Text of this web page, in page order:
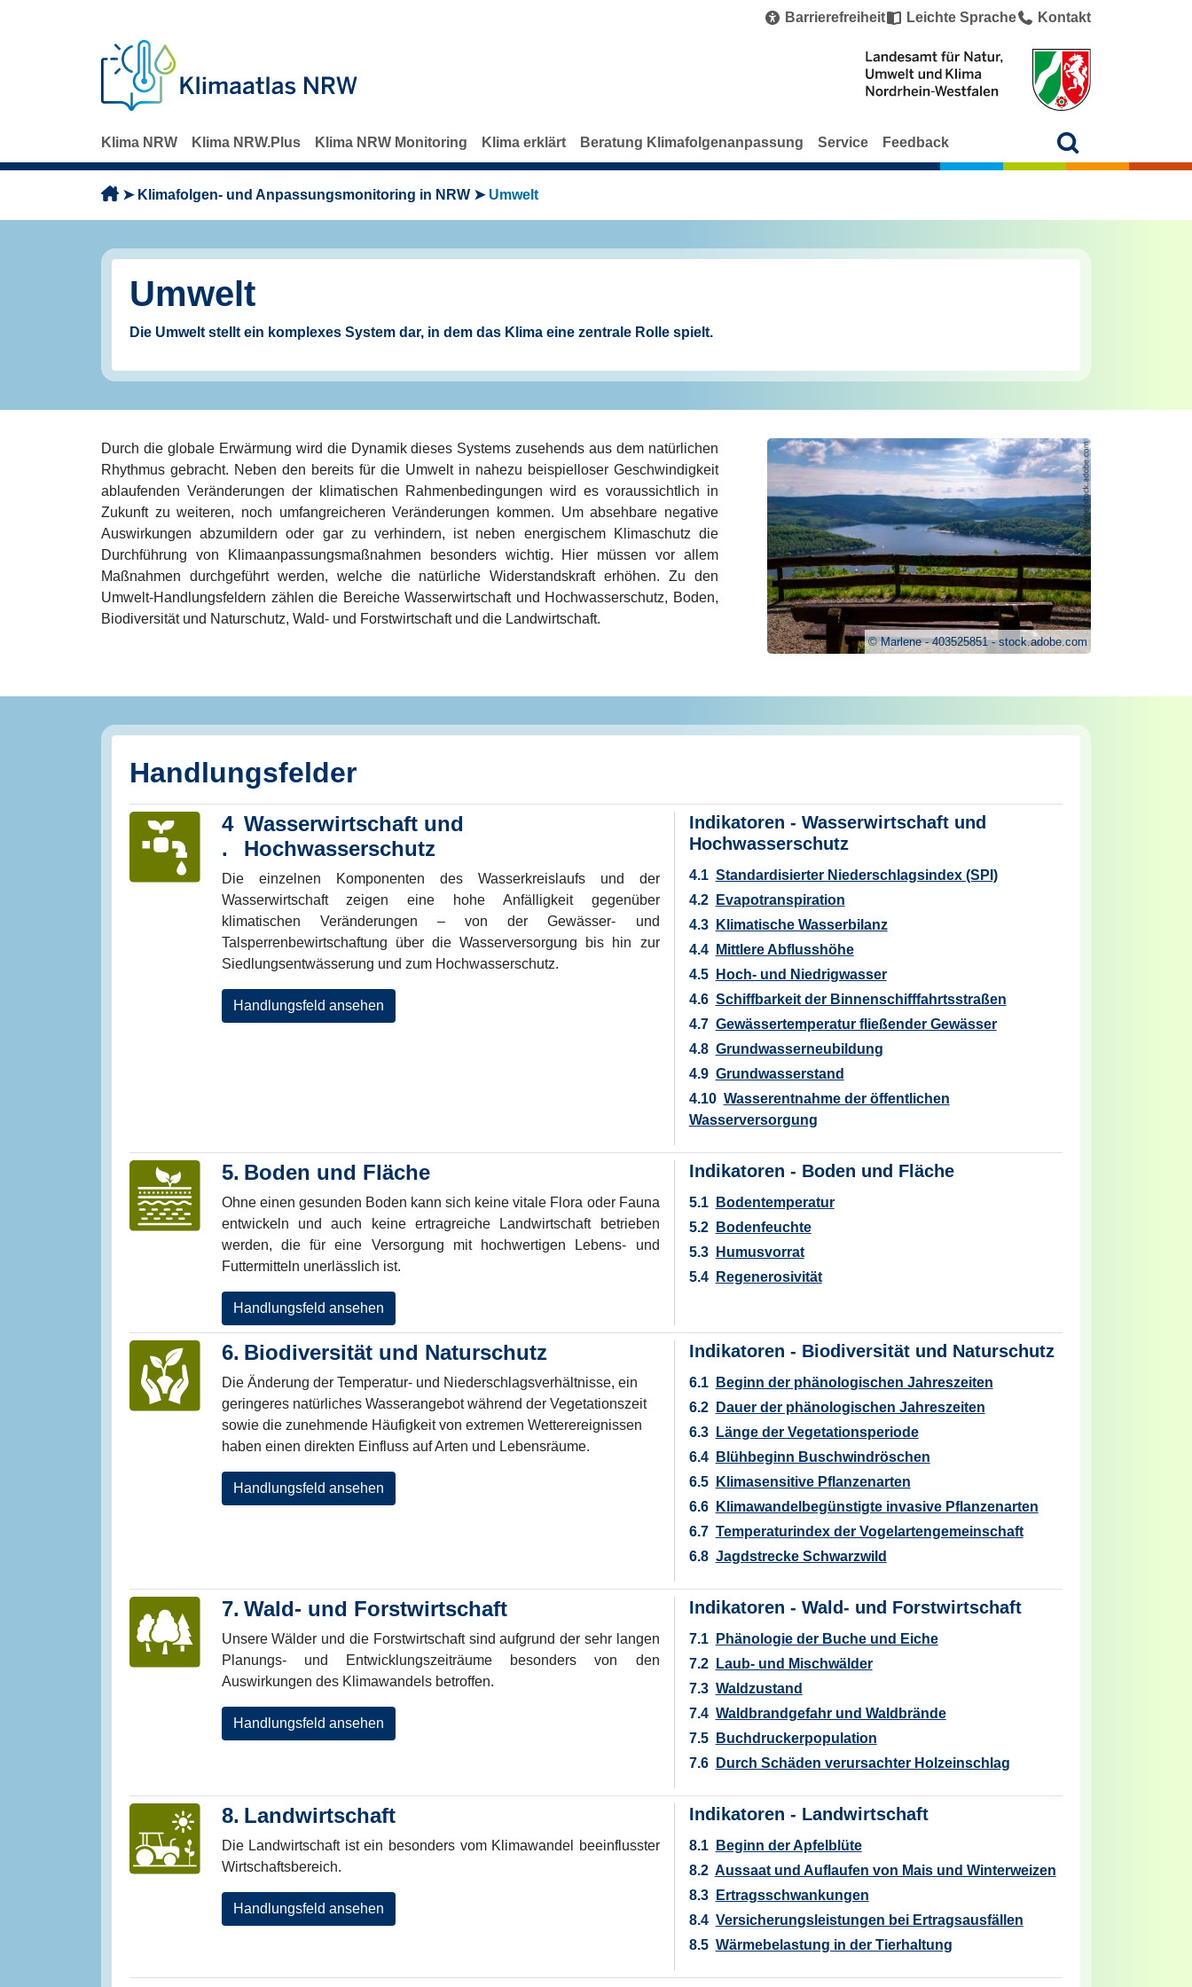
Barrierefreiheit Leichte Sprache Kontakt
Klima NRW Klima NRW.Plus Klima NRW Monitoring Klima erklärt Beratung Klimafolgenanpassung Service Feedback
Pfadnavigation
Klimafolgen- und Anpassungsmonitoring in NRW Umwelt
Umwelt
Die Umwelt stellt ein komplexes System dar, in dem das Klima eine zentrale Rolle spielt.
Durch die globale Erwärmung wird die Dynamik dieses Systems zusehends aus dem natürlichen
Rhythmus gebracht. Neben den bereits für die Umwelt in nahezu beispielloser Geschwindigkeit
ablaufenden Veränderungen der klimatischen Rahmenbedingungen wird es voraussichtlich in
Zukunft zu weiteren, noch umfangreicheren Veränderungen kommen. Um absehbare negative
Auswirkungen abzumildern oder gar zu verhindern, ist neben energischem Klimaschutz die
Durchführung von Klimaanpassungsmaßnahmen besonders wichtig. Hier müssen vor allem
Maßnahmen durchgeführt werden, welche die natürliche Widerstandskraft erhöhen. Zu den
Umwelt-Handlungsfeldern zählen die Bereiche Wasserwirtschaft und Hochwasserschutz, Boden,
Biodiversität und Naturschutz, Wald- und Forstwirtschaft und die Landwirtschaft.
Marlene - 403525851 - stock.adobe.com
Handlungsfelder
4
.
Wasserwirtschaft und
Hochwasserschutz
Die einzelnen Komponenten des Wasserkreislaufs und der
Wasserwirtschaft zeigen eine hohe Anfälligkeit gegenüber
klimatischen Veränderungen – von der Gewässer- und
Talsperrenbewirtschaftung über die Wasserversorgung bis hin zur
Siedlungsentwässerung und zum Hochwasserschutz.
Handlungsfeld ansehen
Indikatoren - Wasserwirtschaft und
Hochwasserschutz
4.1 Standardisierter Niederschlagsindex (SPI)
4.2
Evapotranspiration
4.3
Klimatische Wasserbilanz
4.4
Mittlere Abflusshöhe
4.5
Hoch- und Niedrigwasser
4.6 Schiffbarkeit der Binnenschifffahrtsstraßen
4.7 Gewässertemperatur fließender Gewässer
4.8 Grundwasserneubildung
4.9 Grundwasserstand
4.10 Wasserentnahme der öffentlichen
Wasserversorgung
5. Boden und Fläche
Ohne einen gesunden Boden kann sich keine vitale Flora oder Fauna
entwickeln und auch keine ertragreiche Landwirtschaft betrieben
werden, die für eine Versorgung mit hochwertigen Lebens- und
Futtermitteln unerlässlich ist.
Handlungsfeld ansehen
Indikatoren - Boden und Fläche
5.1
Bodentemperatur
5.2
Bodenfeuchte
5.3
Humusvorrat
5.4
Regenerosivität
6. Biodiversität und Naturschutz
Die Änderung der Temperatur- und Niederschlagsverhältnisse, ein
geringeres natürliches Wasserangebot während der Vegetationszeit
sowie die zunehmende Häufigkeit von extremen Wetterereignissen
haben einen direkten Einfluss auf Arten und Lebensräume.
Handlungsfeld ansehen
Indikatoren - Biodiversität und Naturschutz
6.1
Beginn der phänologischen Jahreszeiten
6.2
Dauer der phänologischen Jahreszeiten
6.3
Länge der Vegetationsperiode
6.4
Blühbeginn Buschwindröschen
6.5
Klimasensitive Pflanzenarten
6.6
Klimawandelbegünstigte invasive Pflanzenarten
6.7 Temperaturindex der Vogelartengemeinschaft
6.8 Jagdstrecke Schwarzwild
7. Wald- und Forstwirtschaft
Unsere Wälder und die Forstwirtschaft sind aufgrund der sehr langen
Planungs- und Entwicklungszeiträume besonders von den
Auswirkungen des Klimawandels betroffen.
Handlungsfeld ansehen
Indikatoren - Wald- und Forstwirtschaft
7.1
Phänologie der Buche und Eiche
7.2
Laub- und Mischwälder
7.3 Waldzustand
7.4 Waldbrandgefahr und Waldbrände
7.5
Buchdruckerpopulation
7.6
Durch Schäden verursachter Holzeinschlag
8. Landwirtschaft
Die Landwirtschaft ist ein besonders vom Klimawandel beeinflusster
Wirtschaftsbereich.
Handlungsfeld ansehen
Indikatoren - Landwirtschaft
8.1
Beginn der Apfelblüte
8.2 Aussaat und Auflaufen von Mais und Winterweizen
8.3
Ertragsschwankungen
8.4 Versicherungsleistungen bei Ertragsausfällen
8.5 Wärmebelastung in der Tierhaltung